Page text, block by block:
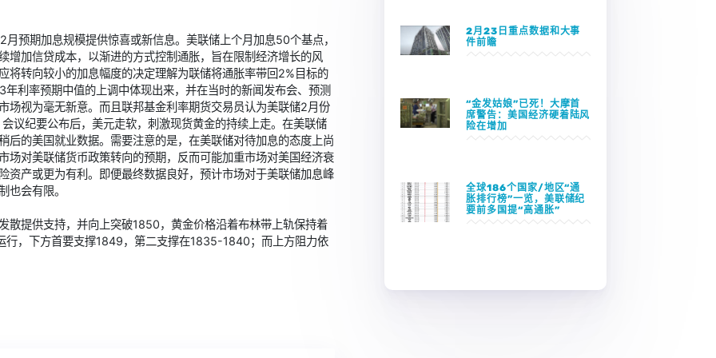
预期加息规模提供惊喜或新信息。美联储上个月加息50个基点，
增加信贷成本，以渐进的方式控制通胀，旨在限制经济增长的风
将转向较小的加息幅度的决定理解为联储将通胀率带回2%目标的
利率预期中值的上调中体现出来，并在当时的新闻发布会、预测
场视为毫无新意。而且联邦基金利率期货交易员认为美联储2月份
议纪要公布后，美元走软，刺激现货黄金的持续上走。在美联储
后的美国就业数据。需要注意的是，在美联储对待加息的态度上尚
场对美联储货币政策转向的预期，反而可能加重市场对美国经济衰
资产或更为有利。即便最终数据良好，预计市场对于美联储加息峰
也会有限。
散提供支持，并向上突破1850，黄金价格沿着布林带上轨保持着
行，下方首要支撑1849，第二支撑在1835-1840；而上方阻力依
2月23日重点数据和大事
件前瞻
“金发姑娘”已死！大摩首
席警告：美国经济硬着陆风
险在增加
全球186个国家/地区“通
胀排行榜”一览，美联储纪
要前多国提“高通胀”